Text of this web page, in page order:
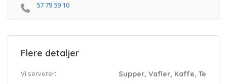
57 79 59 10
Flere detaljer
Vi serverer: Supper, Vafler, Kaffe, Te